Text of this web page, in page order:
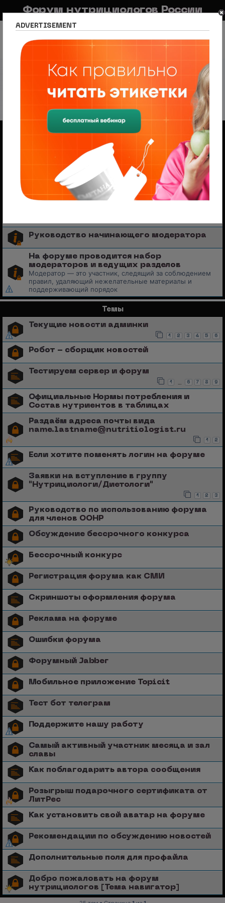
Форум нутрициологов России
FAQ Правила
Раздел для потребителей
Общение с администрацией
из
Менеджер по продажам (B2B/B2C) в НЦПС
— Удаленно, от 110 000 ₽
Ищем менеджера по продажам в лицензированный
учебный центр нутрициологии. Удаленная работа,
свободный график, оплата 20%
Как установить ФнР на свой телефон в
Руководство начинающего модератора
На форуме проводится набор
модераторов и ведущих разделов
Модератор — это участник, следящий за соблюдением
правил, удаляющий нежелательные материалы и
поддерживающий порядок
Темы
Текущие новости админки
1 2 3 4 5 6
Робот - сборщик новостей
Тестируем сервер и форум
1 6 7 8 9
Официальные Нормы потребления и
Состав нутриентов в таблицах
Раздаём адреса почты вида
name.lastname@nutritiologist.ru
1 2
Если хотите поменять логин на форуме
Заявки на вступление в группу
"Нутрициологи/Диетологи"
1 2 3
Руководство по использованию форума
для членов ООНР
Обсуждение бессрочного конкурса
Бессрочный конкурс
Регистрация форума как СМИ
Скриншоты оформления форума
Реклама на форуме
Ошибки форума
Форумный Jabber
Мобильное приложение Topicit
Тест бот телеграм
Поддержите нашу работу
Самый активный участник месяца и зал
славы
Как поблагодарить автора сообщения
Розыгрыш подарочного сертификата от
ЛитРес
Как установить свой аватар на форуме
Рекомендации по обсуждению новостей
Дополнительные поля для профайла
Добро пожаловать на форум
нутрициологов [Тема навигатор]
ADVERTISEMENT